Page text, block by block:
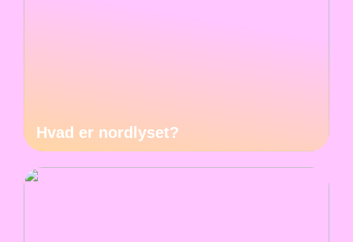
Hvad er nordlyset?